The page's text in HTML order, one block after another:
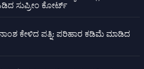
ಸುಪ್ರೀಂ ಕೋರ್ಟ್
ಕೇಳಿದ ಪತ್ನಿ: ಪರಿಹಾರ ಕಡಿಮೆ ಮಾಡಿದ